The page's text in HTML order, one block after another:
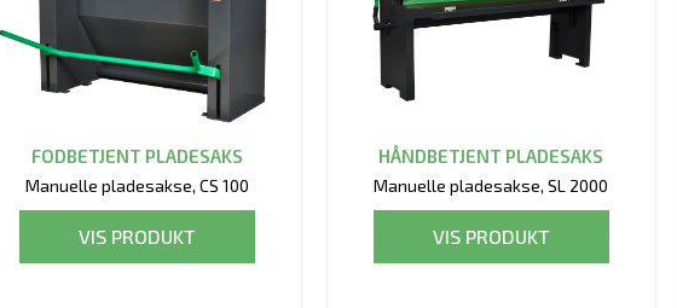
FODBETJENT PLADESAKS
Manuelle pladesakse, CS 100
VIS PRODUKT
HÅNDBETJENT PLADESAKS
Manuelle pladesakse, SL 2000
VIS PRODUKT